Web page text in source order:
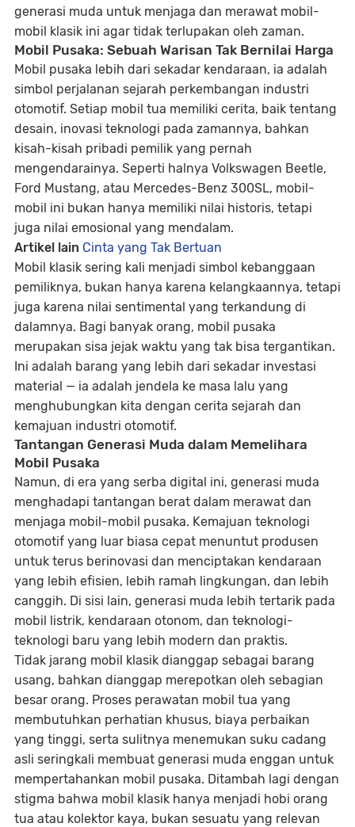
generasi muda untuk menjaga dan merawat mobil-
mobil klasik ini agar tidak terlupakan oleh zaman.
Mobil Pusaka: Sebuah Warisan Tak Bernilai Harga
Mobil pusaka lebih dari sekadar kendaraan, ia adalah
simbol perjalanan sejarah perkembangan industri
otomotif. Setiap mobil tua memiliki cerita, baik tentang
desain, inovasi teknologi pada zamannya, bahkan
kisah-kisah pribadi pemilik yang pernah
mengendarainya. Seperti halnya Volkswagen Beetle,
Ford Mustang, atau Mercedes-Benz 300SL, mobil-
mobil ini bukan hanya memiliki nilai historis, tetapi
juga nilai emosional yang mendalam.
Artikel lain Cinta yang Tak Bertuan
Mobil klasik sering kali menjadi simbol kebanggaan
pemiliknya, bukan hanya karena kelangkaannya, tetapi
juga karena nilai sentimental yang terkandung di
dalamnya. Bagi banyak orang, mobil pusaka
merupakan sisa jejak waktu yang tak bisa tergantikan.
Ini adalah barang yang lebih dari sekadar investasi
material — ia adalah jendela ke masa lalu yang
menghubungkan kita dengan cerita sejarah dan
kemajuan industri otomotif.
Tantangan Generasi Muda dalam Memelihara
Mobil Pusaka
Namun, di era yang serba digital ini, generasi muda
menghadapi tantangan berat dalam merawat dan
menjaga mobil-mobil pusaka. Kemajuan teknologi
otomotif yang luar biasa cepat menuntut produsen
untuk terus berinovasi dan menciptakan kendaraan
yang lebih efisien, lebih ramah lingkungan, dan lebih
canggih. Di sisi lain, generasi muda lebih tertarik pada
mobil listrik, kendaraan otonom, dan teknologi-
teknologi baru yang lebih modern dan praktis.
Tidak jarang mobil klasik dianggap sebagai barang
usang, bahkan dianggap merepotkan oleh sebagian
besar orang. Proses perawatan mobil tua yang
membutuhkan perhatian khusus, biaya perbaikan
yang tinggi, serta sulitnya menemukan suku cadang
asli seringkali membuat generasi muda enggan untuk
mempertahankan mobil pusaka. Ditambah lagi dengan
stigma bahwa mobil klasik hanya menjadi hobi orang
tua atau kolektor kaya, bukan sesuatu yang relevan